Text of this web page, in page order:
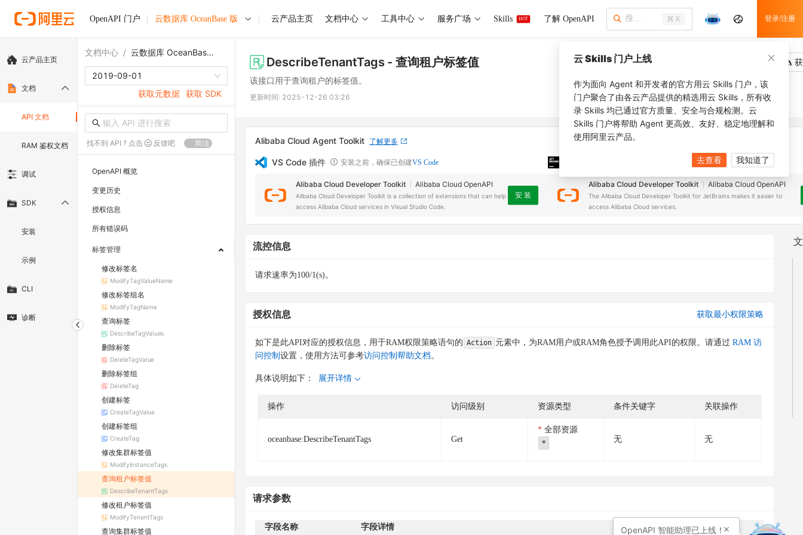
OpenAPI 门户 云数据库 OceanBase 版 云产品主页 文档中心 工具中心 服务广场 Skills HOT 了解 OpenAPI ⌘ K 登录/注册
云产品主页
文档
API 文档
RAM 鉴权文档
调试
SDK
安装
示例
CLI
诊断
文档中心 / 云数据库 OceanBase 版
2019-09-01
获取元数据 获取 SDK
找不到 API ? 点击 反馈吧 简洁
OpenAPI 概览
变更历史
授权信息
所有错误码
标签管理
修改标签名
ModifyTagValueName
修改标签组名
ModifyTagName
查询标签
DescribeTagValues
删除标签
DeleteTagValue
删除标签组
DeleteTag
创建标签
CreateTagValue
创建标签组
CreateTag
修改集群标签值
ModifyInstanceTags
查询租户标签值
DescribeTenantTags
修改租户标签值
ModifyTenantTags
查询集群标签值
DescribeTenantTags - 查询租户标签值
该接口用于查询租户的标签值。
更新时间: 2025-12-26 03:26
Alibaba Cloud Agent Toolkit 了解更多
VS Code 插件 安装之前，确保已创建VS Code
Alibaba Cloud Developer Toolkit Alibaba Cloud OpenAPI
Alibaba Cloud Developer Toolkit is a collection of extensions that can help
access Alibaba Cloud services in Visual Studio Code.
安 装
安装之前，确保已创建JetBrains IDE
Alibaba Cloud Developer Toolkit Alibaba Cloud OpenAPI
The Alibaba Cloud Developer Toolkit for JetBrains makes it easier to
access Alibaba Cloud services.
流控信息
请求速率为100/1(s)。
授权信息 获取最小权限策略
如下是此API对应的授权信息，用于RAM权限策略语句的 Action 元素中，为RAM用户或RAM角色授予调用此API的权限。请通过 RAM 访
问控制 设置，使用方法可参考访问控制帮助文档。
具体说明如下： 展开详情
操作 访问级别 资源类型 条件关键字 关联操作
oceanbase:DescribeTenantTags Get
全部资源
* 无 无
请求参数
字段名称 字段详情
云 Skills 门户上线
作为面向 Agent 和开发者的官方用云 Skills 门户，该
门户聚合了由各云产品提供的精选用云 Skills，所有收
录 Skills 均已通过官方质量、安全与合规检测。云
Skills 门户将帮助 Agent 更高效、友好、稳定地理解和
使用阿里云产品。
去查看 我知道了
OpenAPI 智能助理已上线！